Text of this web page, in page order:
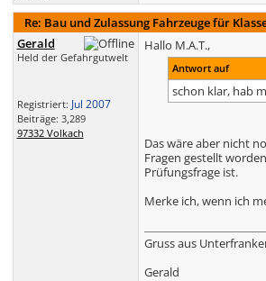
Re: Bau und Zulassung Fahrzeuge für
Gerald
Held der Gefahrgutwelt
Registriert: Jul 2007
Beiträge: 3,289
97332 Volkach
Hallo M.A.T.,
Antwort auf
schon klar, hab
Das wäre aber nicht
Fragen gestellt
Prüfungsfrage ist.
Merke ich, wenn ich
Gruss aus
Gerald